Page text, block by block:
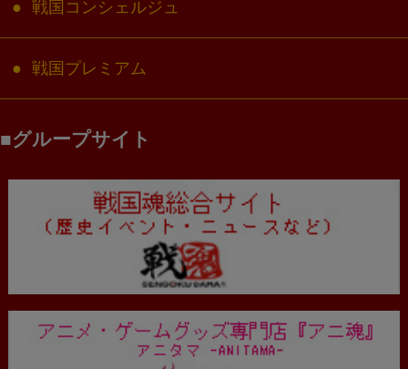
戦国コンシェルジュ
戦国プレミアム
グループサイト